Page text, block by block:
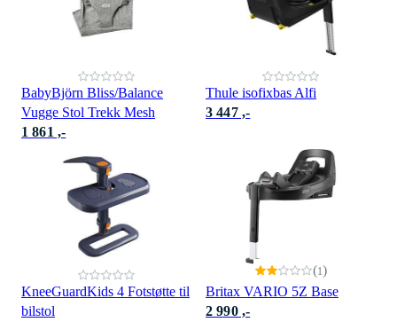
BabyBjörn Bliss/Balance
Vugge Stol Trekk Mesh
1 861 ,-
Thule isofixbas Alfi
3 447 ,-
KneeGuardKids 4 Fotstøtte til
bilstol
Britax VARIO 5Z Base
(1)
2 990 ,-